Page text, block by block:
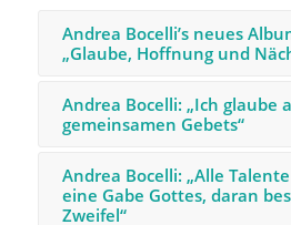
Andrea Bocelli’s neues
„Glaube, Hoffnung und
Andrea Bocelli: „Ich glaube
gemeinsamen Gebets“
Andrea Bocelli: „Alle
eine Gabe Gottes, daran
Zweifel“